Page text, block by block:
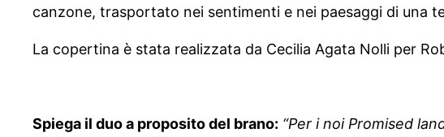
canzone, trasportato nei sentimenti e nei paesaggi di una
La copertina è stata realizzata da Cecilia Agata Nolli per
Spiega il duo a proposito del brano: “Per i noi Promised